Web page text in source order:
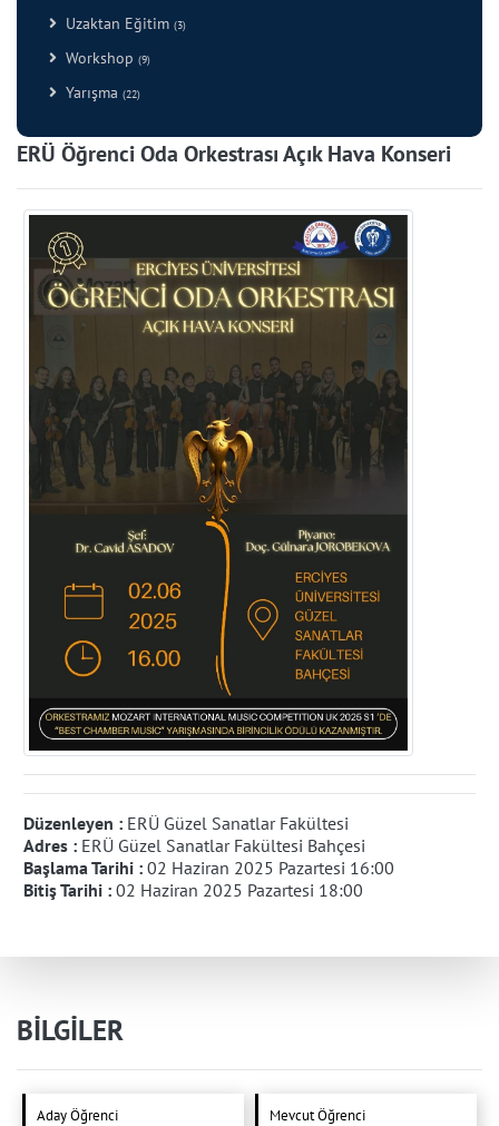
Uzaktan Eğitim (3)
Workshop (9)
Yarışma (22)
ERÜ Öğrenci Oda Orkestrası Açık Hava Konseri
Düzenleyen : ERÜ Güzel Sanatlar Fakültesi
Adres : ERÜ Güzel Sanatlar Fakültesi Bahçesi
Başlama Tarihi : 02 Haziran 2025 Pazartesi 16:00
Bitiş Tarihi : 02 Haziran 2025 Pazartesi 18:00
BİLGİLER
Aday Öğrenci Mevcut Öğrenci